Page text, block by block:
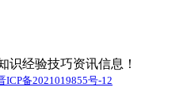
识经验技巧资讯信息！
ICP备2021019855号-12